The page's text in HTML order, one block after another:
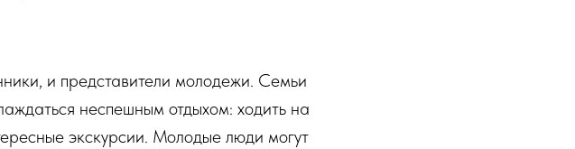
и представители молодежи. Семьи
неспешным отдыхом: ходить на
экскурсии. Молодые люди могут